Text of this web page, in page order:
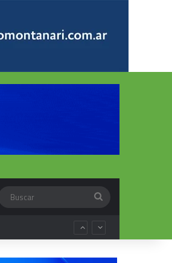
Switch skin